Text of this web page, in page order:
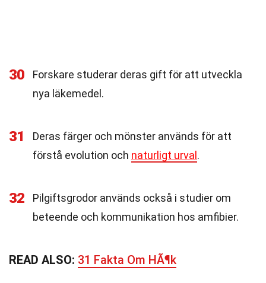
30
Forskare studerar deras gift för att utveckla
nya läkemedel.
31
Deras färger och mönster används för att
förstå evolution och naturligt urval .
32
Pilgiftsgrodor används också i studier om
beteende och kommunikation hos amfibier.
READ ALSO: 31 Fakta Om HÃ¶k